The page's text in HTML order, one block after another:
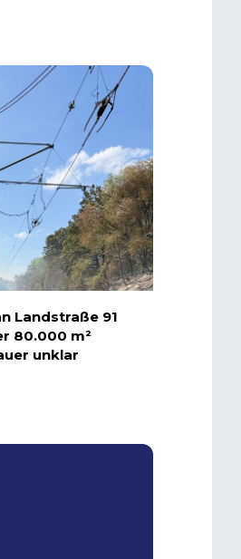
Landstraße 91
80.000 m²
unklar